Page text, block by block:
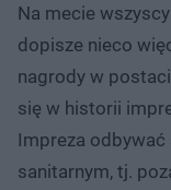
Na mecie
dopisze nieco
nagrody w
się w historii
Impreza odbywać
sanitarnym, tj.